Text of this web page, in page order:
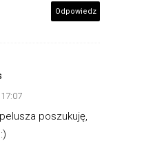
Odpowiedz
poszukuję,